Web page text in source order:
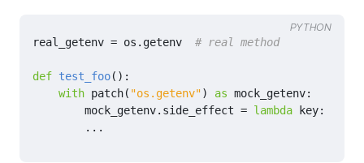
real_getenv = os . getenv # real method
def test_foo():
with patch( "os.getenv") as mock_getenv:
mock_getenv. side_effect = lambda key:
...
PYTHON